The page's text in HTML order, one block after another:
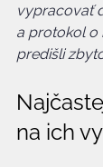
vypracovať
a protokol o
predišli
na ich